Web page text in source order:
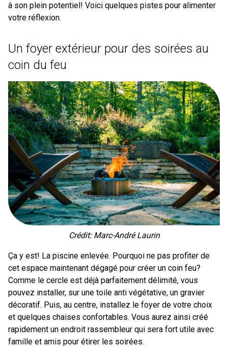
à son plein potentiel! Voici quelques pistes pour alimenter
votre réflexion.
Un foyer extérieur pour des soirées au
coin du feu
Crédit: Marc-André Laurin
Ça y est! La piscine enlevée. Pourquoi ne pas profiter de
cet espace maintenant dégagé pour créer un coin feu?
Comme le cercle est déjà parfaitement délimité, vous
pouvez installer, sur une toile anti végétative, un gravier
décoratif. Puis, au centre, installez le foyer de votre choix
et quelques chaises confortables. Vous aurez ainsi créé
rapidement un endroit rassembleur qui sera fort utile avec
famille et amis pour étirer les soirées.